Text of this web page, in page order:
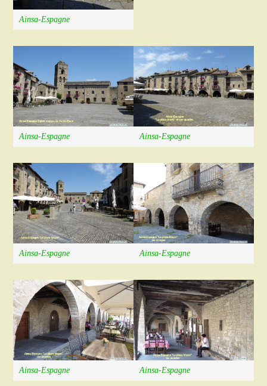
Ainsa-Espagne
Ainsa-Espagne Ainsa-Espagne
Ainsa-Espagne Ainsa-Espagne
Ainsa-Espagne Ainsa-Espagne